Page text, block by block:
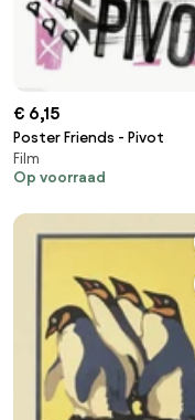
€ 6,15
Poster Friends - Pivot
Film
Op voorraad